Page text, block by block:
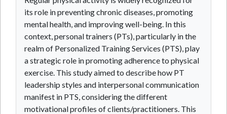
its role in preventing chronic diseases, promoting
mental health, and improving well-being. In this
context, personal trainers (PTs), particularly in the
realm of Personalized Training Services (PTS), play
a strategic role in promoting adherence to physical
exercise. This study aimed to describe how PT
leadership styles and interpersonal communication
manifest in PTS, considering the different
motivational profiles of clients/practitioners. This